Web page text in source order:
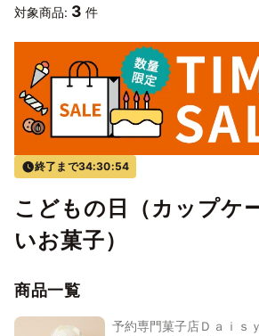
対象商品: 3 件
終了まで34:30:54
こどもの日（カップケ
いお菓子）
商品一覧
予約専門菓子店Ｄａｉｓｙ